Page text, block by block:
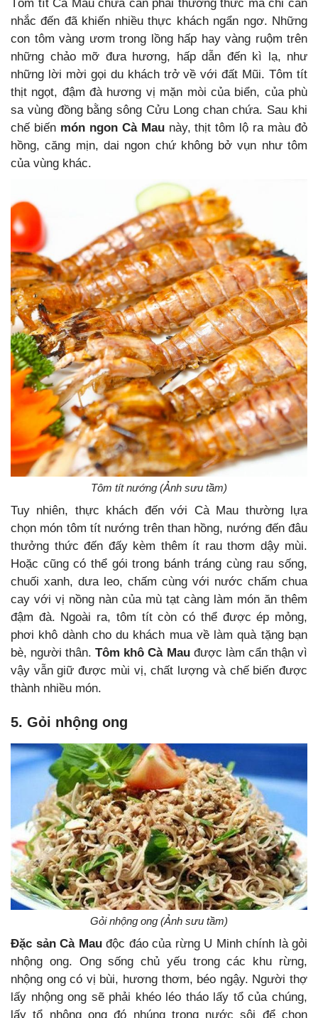
Tôm tít Cà Mau chưa cần phải thưởng thức mà chỉ cần
nhắc đến đã khiến nhiều thực khách ngẩn ngơ. Những
con tôm vàng ươm trong lồng hấp hay vàng ruộm trên
những chảo mỡ đưa hương, hấp dẫn đến kì lạ, như
những lời mời gọi du khách trở về với đất Mũi. Tôm tít
thịt ngọt, đậm đà hương vị mặn mòi của biển, của phù
sa vùng đồng bằng sông Cửu Long chan chứa. Sau khi
chế biến món ngon Cà Maunày, thịt tôm lộ ra màu đỏ
hồng, căng mịn, dai ngon chứ không bở vụn như tôm
của vùng khác.
Tôm tít nướng (Ảnh sưu tầm)
Tuy nhiên, thực khách đến với Cà Mau thường lựa
chọn món tôm tít nướng trên than hồng, nướng đến đâu
thưởng thức đến đấy kèm thêm ít rau thơm dậy mùi.
Hoặc cũng có thể gói trong bánh tráng cùng rau sống,
chuối xanh, dưa leo, chấm cùng với nước chấm chua
cay với vị nồng nàn của mù tạt càng làm món ăn thêm
đậm đà. Ngoài ra, tôm tít còn có thể được ép mỏng,
phơi khô dành cho du khách mua về làm quà tặng bạn
bè, người thân.Tôm khô Cà Mauđược làm cẩn thận vì
vậy vẫn giữ được mùi vị, chất lượng và chế biến được
thành nhiều món.
5. Gỏi nhộng ong
Gỏi nhộng ong (Ảnh sưu tầm)
Đặc sản Cà Mauđộc đáo của rừng U Minh chính là gỏi
nhộng ong. Ong sống chủ yếu trong các khu rừng,
nhộng ong có vị bùi, hương thơm, béo ngậy. Người thợ
lấy nhộng ong sẽ phải khéo léo tháo lấy tổ của chúng,
lấy tổ nhộng ong đó nhúng trong nước sôi để chọn